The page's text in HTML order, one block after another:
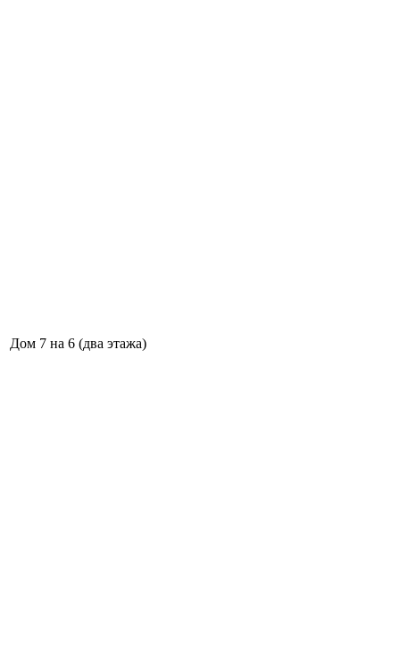
Дом 7 на 6 (два этажа)